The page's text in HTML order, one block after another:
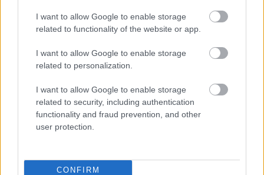
I want to allow Google to enable storage
related to functionality of the website or app.
I want to allow Google to enable storage
related to personalization.
I want to allow Google to enable storage
related to security, including authentication
functionality and fraud prevention, and other
user protection.
CONFIRM
09/08 Καθαρός καιρός
5 bf
ΔΕΥ
10/08
24°/31°
Καθαρός καιρός
11/08
26°/ 32°
Καθαρός καιρός
12/08 Καθαρός καιρός ›